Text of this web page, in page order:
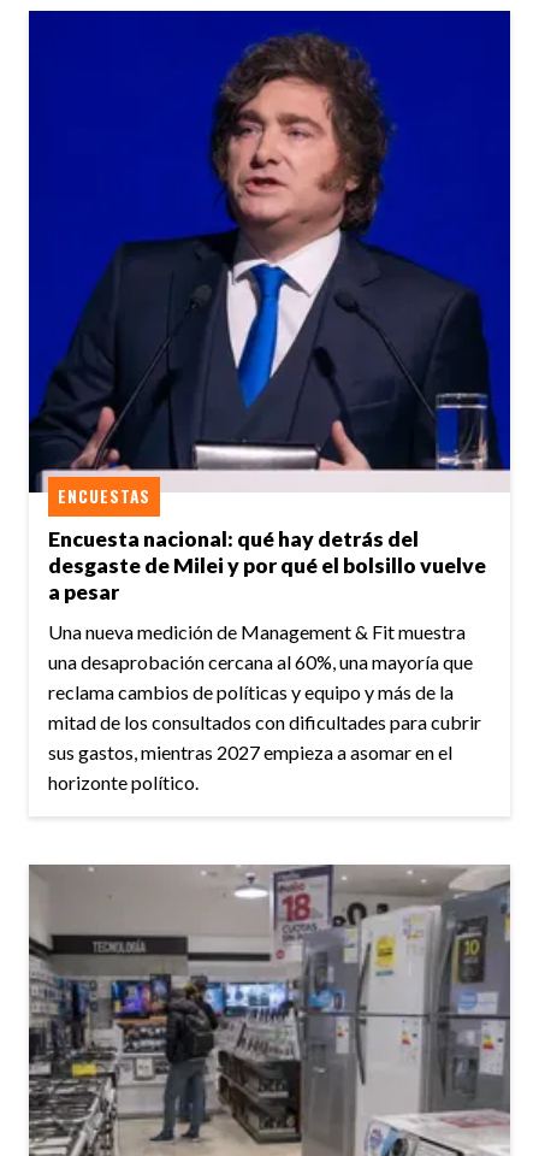
Encuesta nacional: qué hay detrás del
desgaste de Milei y por qué el bolsillo vuelve
a pesar
ENCUESTAS
Una nueva medición de Management & Fit muestra
una desaprobación cercana al 60%, una mayoría que
reclama cambios de políticas y equipo y más de la
mitad de los consultados con dificultades para cubrir
sus gastos, mientras 2027 empieza a asomar en el
horizonte político.